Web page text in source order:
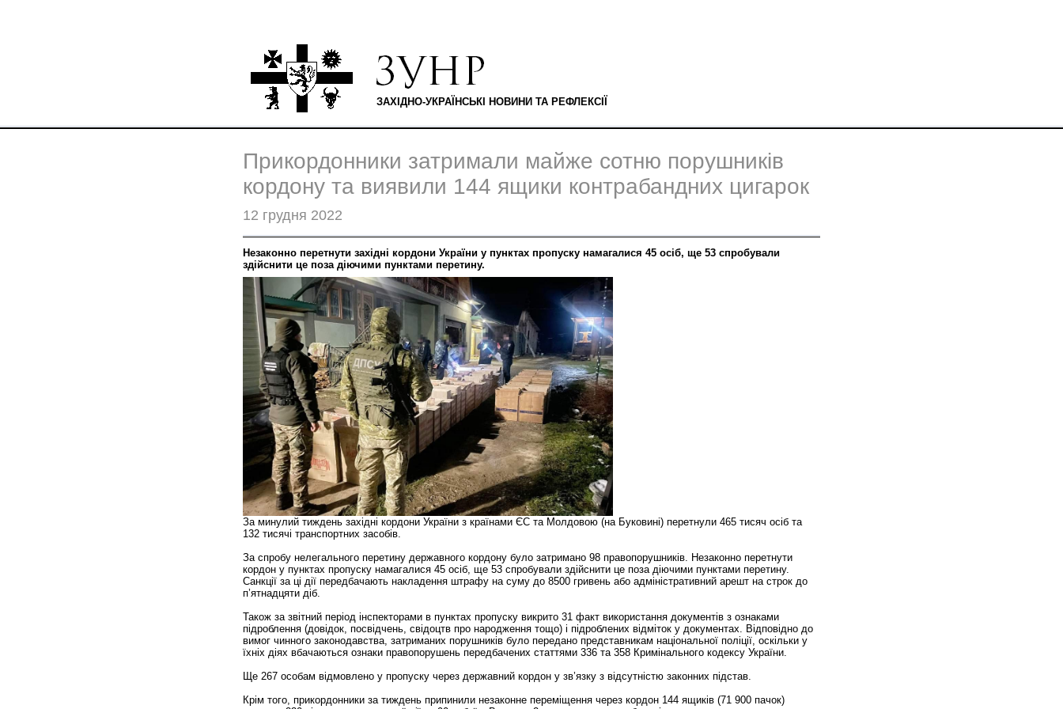
ЗАХІДНО-УКРАЇНСЬКІ НОВИНИ ТА РЕФЛЕКСІЇ
Прикордонники затримали майже сотню порушників
кордону та виявили 144 ящики контрабандних цигарок
12 грудня 2022
Незаконно перетнути західні кордони України у пунктах пропуску намагалися 45 осіб, ще 53 спробували
здійснити це поза діючими пунктами перетину.
За минулий тиждень західні кордони України з країнами ЄС та Молдовою (на Буковині) перетнули 465 тисяч осіб та
132 тисячі транспортних засобів.
За спробу нелегального перетину державного кордону було затримано 98 правопорушників. Незаконно перетнути
кордон у пунктах пропуску намагалися 45 осіб, ще 53 спробували здійснити це поза діючими пунктами перетину.
Санкції за ці дії передбачають накладення штрафу на суму до 8500 гривень або адміністративний арешт на строк до
п’ятнадцяти діб.
Також за звітний період інспекторами в пунктах пропуску викрито 31 факт використання документів з ознаками
підроблення (довідок, посвідчень, свідоцтв про народження тощо) і підроблених відміток у документах. Відповідно до
вимог чинного законодавства, затриманих порушників було передано представникам національної поліції, оскільки у
їхніх діях вбачаються ознаки правопорушень передбачених статтями 336 та 358 Кримінального кодексу України.
Ще 267 особам відмовлено у пропуску через державний кордон у зв’язку з відсутністю законних підстав.
Крім того, прикордонники за тиждень припинили незаконне переміщення через кордон 144 ящиків (71 900 пачок)